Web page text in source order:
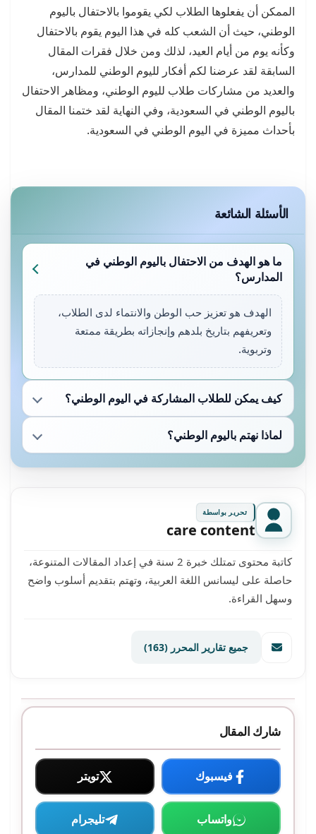
الممكن أن يفعلوها الطلاب لكي يقوموا بالاحتفال باليوم
الوطني، حيث أن الشعب كله في هذا اليوم يقوم بالاحتفال
وكأنه يوم من أيام العيد، لذلك ومن خلال فقرات المقال
السابقة لقد عرضنا لكم أفكار لليوم الوطني للمدارس،
والعديد من مشاركات طلاب لليوم الوطني، ومظاهر الاحتفال
باليوم الوطني في السعودية، وفي النهاية لقد ختمنا المقال
بأحداث مميزة في اليوم الوطني في السعودية.
الأسئلة الشائعة
ما هو الهدف من الاحتفال باليوم الوطني في
المدارس؟
الهدف هو تعزيز حب الوطن والانتماء لدى الطلاب،
وتعريفهم بتاريخ بلدهم وإنجازاته بطريقة ممتعة
وتربوية.
كيف يمكن للطلاب المشاركة في اليوم الوطني؟
لماذا نهتم باليوم الوطني؟
تحرير بواسطة
care content
كاتبة محتوى تمتلك خبرة 2 سنة في إعداد المقالات المتنوعة،
حاصلة على ليسانس اللغة العربية، وتهتم بتقديم أسلوب واضح
وسهل القراءة.
جميع تقارير المحرر (163)
شارك المقال
فيسبوك تويتر
واتساب تليجرام